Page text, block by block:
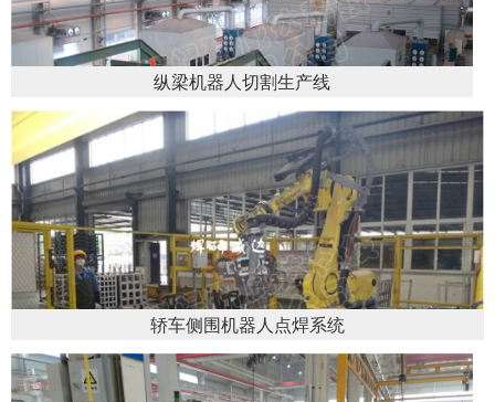
纵梁机器人切割生产线
轿车侧围机器人点焊系统